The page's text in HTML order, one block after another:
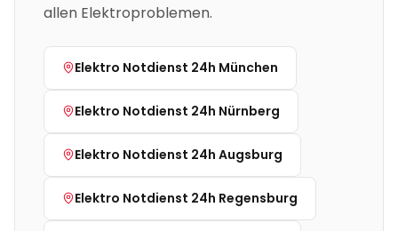
allen Elektroproblemen.
Elektro Notdienst 24h München
Elektro Notdienst 24h Nürnberg
Elektro Notdienst 24h Augsburg
Elektro Notdienst 24h Regensburg